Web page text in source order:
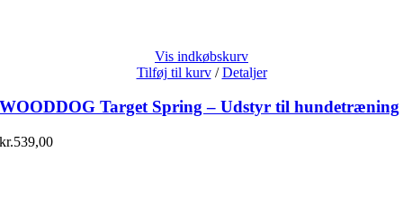
Vis indkøbskurv
Tilføj til kurv / Detaljer
WOODDOG Target Spring – Udstyr til hundetræning
kr.539,00